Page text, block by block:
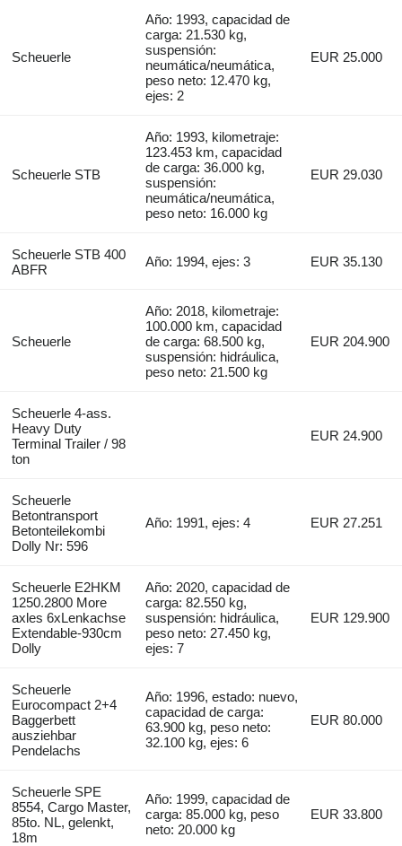
Scheuerle
Año: 1993, capacidad de
carga: 21.530 kg,
suspensión:
neumática/neumática,
peso neto: 12.470 kg,
ejes: 2
EUR 25.000
Scheuerle STB
Año: 1993, kilometraje:
123.453 km, capacidad
de carga: 36.000 kg,
suspensión:
neumática/neumática,
peso neto: 16.000 kg
EUR 29.030
Scheuerle STB 400
ABFR
Año: 1994, ejes: 3 EUR 35.130
Scheuerle
Año: 2018, kilometraje:
100.000 km, capacidad
de carga: 68.500 kg,
suspensión: hidráulica,
peso neto: 21.500 kg
EUR 204.900
Scheuerle 4-ass.
Heavy Duty
Terminal Trailer / 98
ton
EUR 24.900
Scheuerle
Betontransport
Betonteilekombi
Dolly Nr: 596
Año: 1991, ejes: 4 EUR 27.251
Scheuerle E2HKM
1250.2800 More
axles 6xLenkachse
Extendable-930cm
Dolly
Año: 2020, capacidad de
carga: 82.550 kg,
suspensión: hidráulica,
peso neto: 27.450 kg,
ejes: 7
EUR 129.900
Scheuerle
Eurocompact 2+4
Baggerbett
ausziehbar
Pendelachs
Año: 1996, estado: nuevo,
capacidad de carga:
63.900 kg, peso neto:
32.100 kg, ejes: 6
EUR 80.000
Scheuerle SPE
8554, Cargo Master,
85to. NL, gelenkt,
18m
Año: 1999, capacidad de
carga: 85.000 kg, peso
neto: 20.000 kg
EUR 33.800